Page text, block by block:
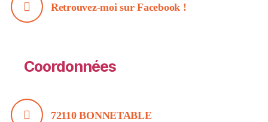
Retrouvez-moi sur Facebook !
Coordonnées
72110 BONNETABLE